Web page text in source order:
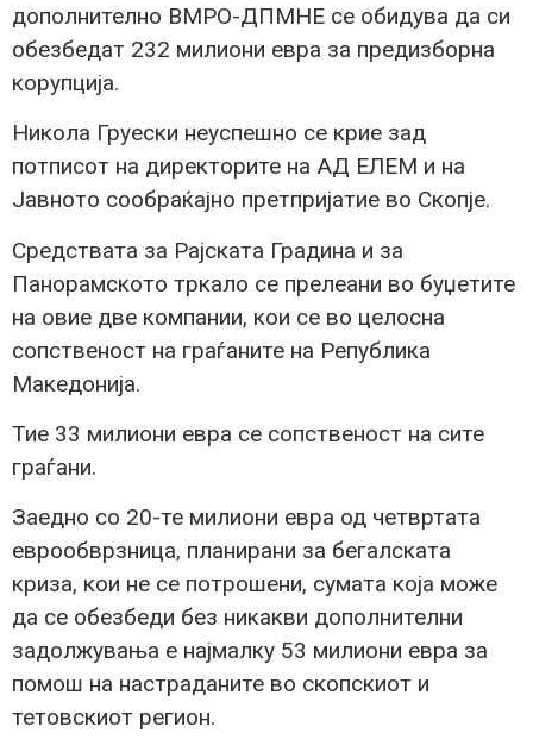
дополнително ВМРО-ДПМНЕ се обидува да си
обезбедат 232 милиони евра за предизборна
корупција.
Никола Груески неуспешно се крие зад
потписот на директорите на АД ЕЛЕМ и на
Јавното сообраќајно претпријатие во Скопје.
Средствата за Рајската Градина и за
Панорамското тркало се прелеани во буџетите
на овие две компании, кои се во целосна
сопственост на граѓаните на Република
Македонија.
Тие 33 милиони евра се сопственост на сите
граѓани.
Заедно со 20-те милиони евра од четвртата
еврообврзница, планирани за бегалската
криза, кои не се потрошени, сумата која може
да се обезбеди без никакви дополнителни
задолжувања е најмалку 53 милиони евра за
помош на настраданите во скопскиот и
тетовскиот регион.